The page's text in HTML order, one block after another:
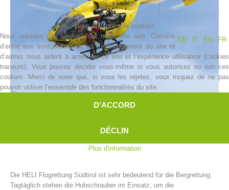
Histoire de l'association
Die HELI Flugrettung Südtirol ist sehr bedeutend für die Bergrettung.
Tagtäglich stehen die Hubschrauber im Einsatz, um die
Nous utilisons des cookies
DE
IT EN FR
Nous utilisons des cookies sur notre site web. Certains
d’entre eux sont essentiels au fonctionnement du site et
d’autres nous aident à améliorer ce site et l’expérience utilisateur (cookies
traceurs). Vous pouvez décider vous-même si vous autorisez ou non ces
cookies. Merci de noter que, si vous les rejetez, vous risquez de ne pas
pouvoir utiliser l’ensemble des fonctionnalités du site.
D'ACCORD
DÉCLIN
Plus d'information